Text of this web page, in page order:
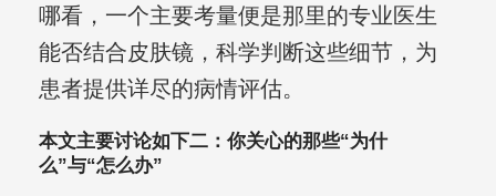
哪看，一个主要考量便是那里的专业医生
能否结合皮肤镜，科学判断这些细节，为
患者提供详尽的病情评估。
本文主要讨论如下二：你关心的那些“为什
么”与“怎么办”